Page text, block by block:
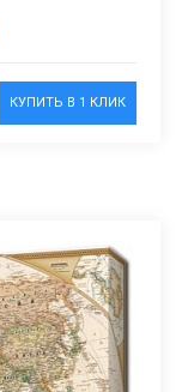
КУПИТЬ В 1 КЛИК